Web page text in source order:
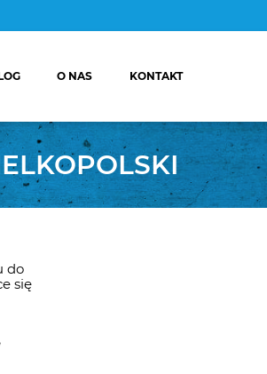
O NAS KONTAKT
do
się